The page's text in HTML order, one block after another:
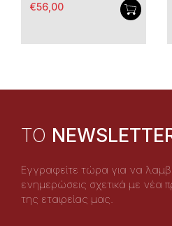
€56,00
TO
Εγγραφείτε τώρα για να
ενημερώσεις σχετικά με νέα
της εταιρείας μας.